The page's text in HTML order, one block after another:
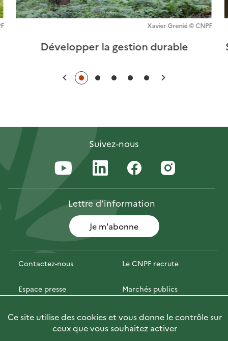
Xavier Grenié © CNPF
Développer la gestion durable
Suivez-nous
Lettred’information
Je m'abonne
Contactez-nous Le CNPF recrute
Espace presse Marchés publics
PhotoFor Briefly in English
Ce site utilise des cookies et vous donne le contrôle sur
ceux que vous souhaitez activer